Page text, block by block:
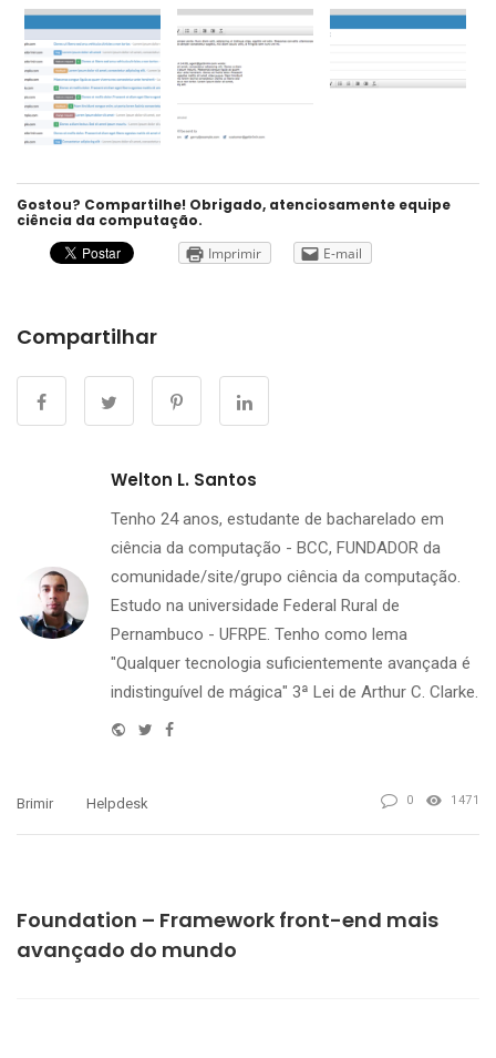
Gostou? Compartilhe! Obrigado, atenciosamente equipe
ciência da computação.
Imprimir
E-mail
Compartilhar
Welton L. Santos
Tenho 24 anos, estudante de bacharelado em
ciência da computação - BCC, FUNDADOR da
comunidade/site/grupo ciência da computação.
Estudo na universidade Federal Rural de
Pernambuco - UFRPE. Tenho como lema
"Qualquer tecnologia suficientemente avançada é
indistinguível de mágica" 3ª Lei de Arthur C. Clarke.
WebsiteTwitter
Facebook
Brimir Helpdesk 0 1471
Foundation – Framework front-end mais
avançado do mundo